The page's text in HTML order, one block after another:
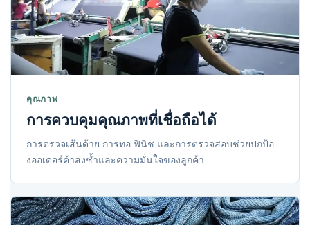
คุณภาพ
การควบคุมคุณภาพที่เชื่อถือได้
การตรวจเส้นด้าย การทอ ฟินิช และการตรวจสอบช่วยปกป้อ
งออเดอร์ค้าส่งซ้ำและความมั่นใจของลูกค้า